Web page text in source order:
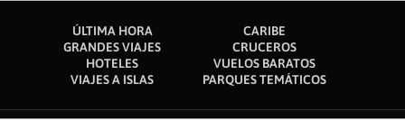
ÚLTIMA HORA
CARIBE
GRANDES VIAJES
CRUCEROS
HOTELES
VUELOS BARATOS
VIAJES A ISLAS
PARQUES TEMÁTICOS